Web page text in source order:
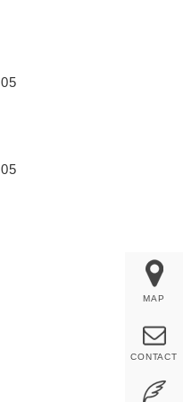
05
05
MAP
CONTACT